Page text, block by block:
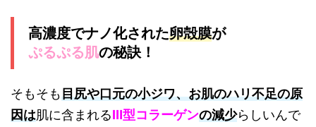
高濃度でナノ化された卵殻膜が
ぷるぷる肌の秘訣！
そもそも目尻や口元の小ジワ、お肌のハリ不足の原
因は肌に含まれるⅢ型コラーゲンの減少らしいんで